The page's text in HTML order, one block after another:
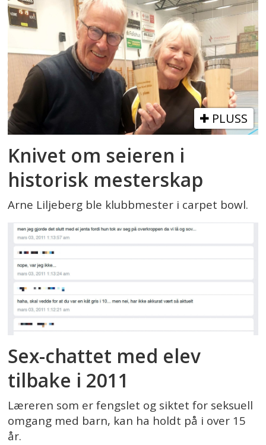
PLUSS
Knivet om seieren i
historisk mesterskap
Arne Liljeberg ble klubbmester i carpet bowl.
Sex-chattet med elev
tilbake i 2011
Læreren som er fengslet og siktet for seksuell
omgang med barn, kan ha holdt på i over 15
år.